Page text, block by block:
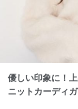
優しい印象に！
ニットカーディ